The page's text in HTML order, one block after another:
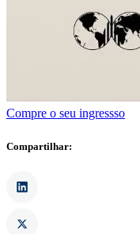
Compre o seu ingressso
Compartilhar: